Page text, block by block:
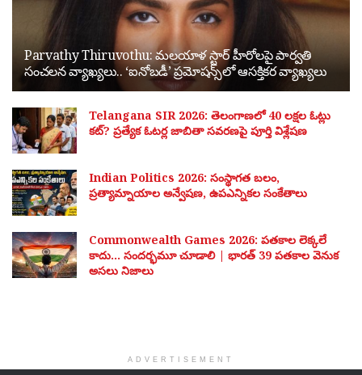
Parvathy Thiruvothu: మలయాళ స్టార్ హీరోలపై పార్వతి
సంచలన వ్యాఖ్యలు.. ‘ఐనోబడీ’ ప్రమోషన్స్‌లో ఆసక్తికర వ్యాఖ్యలు
Telangana SIR 2026: తెలంగాణలో 40 లక్షల ఓట్లు
కట్? ప్రత్యేక ఓటర్ల జాబితా సవరణపై పూర్తి విశ్లేషణ
Indian Politics 2026: సంస్థాగత బలం,
ప్రత్యామ్నాయాల అన్వేషణ, ఉపఎన్నికల సంకేతాలు
Commonwealth Games 2026: పతకాల లెక్కలే
కాదు… సందర్భమూ చూడాలి | భారత్ 39 పతకాల వెనుక
అసలు నిజాలు
ADVERTISEMENT